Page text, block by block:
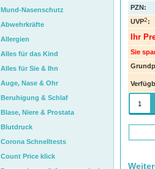
PZN:
UVP2:
Ihr
Sie
Mund-Nasenschutz
Abwehrkräfte
Allergien
Alles für das Kind
Alles für Sie & Ihn
Auge, Nase & Ohr
Beruhigung & Schlaf
Blase, Niere & Prostata
Blutdruck
Corona Schnelltests
Count Price klick